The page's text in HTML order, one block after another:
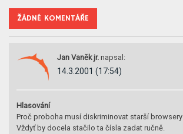
ŽÁDNÉ KOMENTÁŘE
Jan Vaněk jr. napsal:
14.3.2001 (17:54)
Hlasování
Proč proboha musí diskriminovat starší
Vždyť by docela stačilo ta čísla zadat ručně.